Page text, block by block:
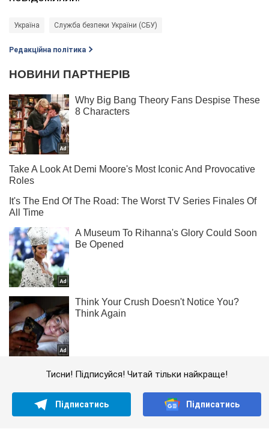
Україна Служба безпеки України (СБУ)
Редакційна політика
Тисни! Підписуйся! Читай тільки найкраще!
Підписатись Підписатись